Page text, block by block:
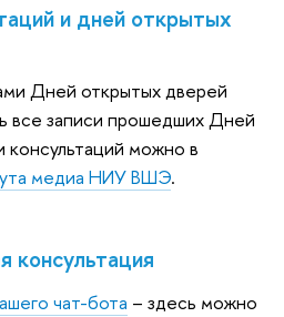
и дней открытых
Дней открытых дверей
все записи прошедших Дней
консультаций можно в
медиа НИУ ВШЭ.
консультация
чат-бота – здесь можно